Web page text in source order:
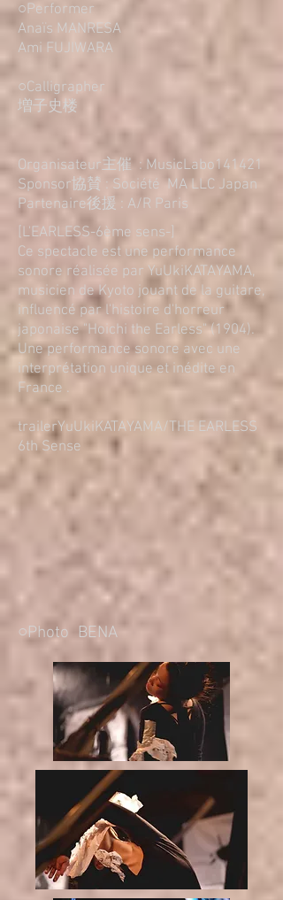
○Performer
Anaïs MANRESA
Ami FUJIWARA
○Calligrapher
増子史楼
Organisateur主催 : MusicLabo141421
Sponsor協賛 : Société MA LLC Japan
Partenaire後援 : A/R Paris
[L'EARLESS-6ème sens-]
Ce spectacle est une performance
sonore réalisée par YuUkiKATAYAMA,
musicien de Kyoto jouant de la guitare,
influencé par l'histoire d'horreur
japonaise "Hoichi the Earless" (1904).
Une performance sonore avec une
interprétation unique et inédite en
France .
trailerYuUkiKATAYAMA/THE EARLESS
6th Sense
○Photo BENA